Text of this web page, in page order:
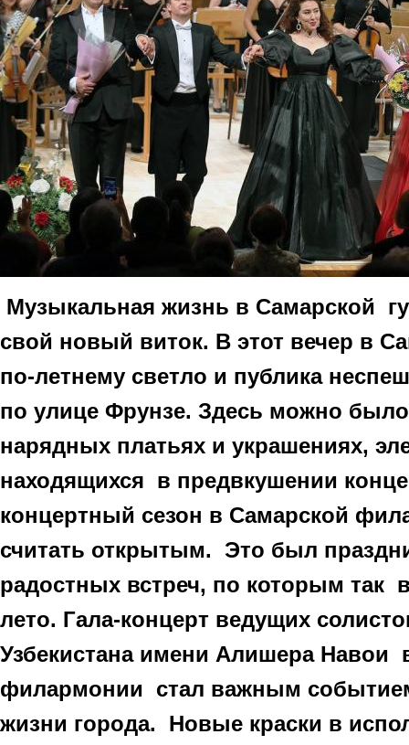
Музыкальная жизнь в Самарской
свой новый виток. В этот вечер в
по-летнему светло и публика
по улице Фрунзе. Здесь можно
нарядных платьях и украшениях,
находящихся в предвкушении
концертный сезон в Самарской
считать открытым. Это был
радостных встреч, по которым так
лето. Гала-концерт ведущих
Узбекистана имени Алишера Навои
филармонии стал важным
жизни города. Новые краски в